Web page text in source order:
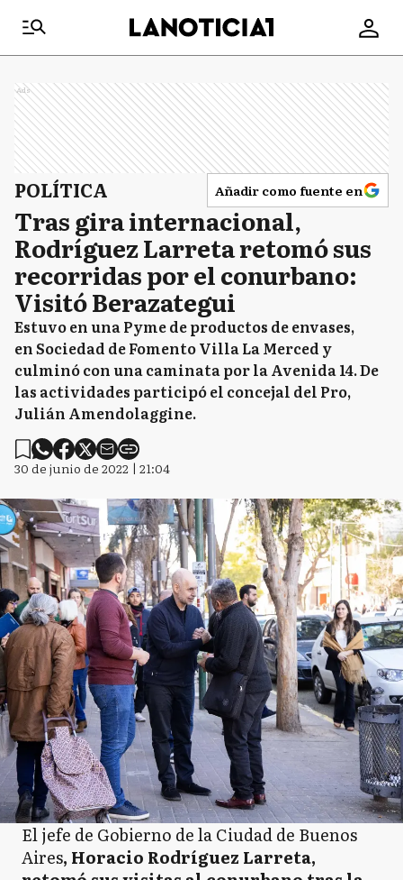
Ads
POLÍTICA Añadir como fuente en
Tras gira internacional,
Rodríguez Larreta retomó sus
recorridas por el conurbano:
Visitó Berazategui
Estuvo en una Pyme de productos de envases,
en Sociedad de Fomento Villa La Merced y
culminó con una caminata por la Avenida 14. De
las actividades participó el concejal del Pro,
Julián Amendolaggine.
30 de junio de 2022 | 21:04
El jefe de Gobierno de la Ciudad de Buenos
Aires, Horacio Rodríguez Larreta,